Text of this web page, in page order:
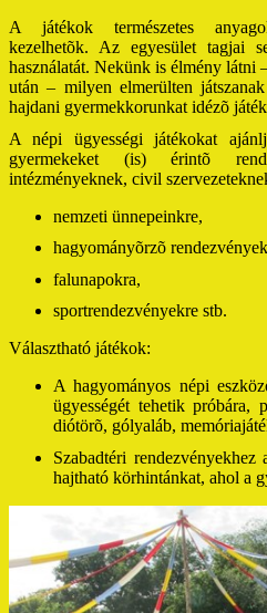
A játékok természetes
kezelhetõk. Az egyesület tagjai
használatát. Nekünk is élmény látni
után – milyen elmerülten
hajdani gyermekkorunkat idézõ
A népi ügyességi játékokat
gyermekeket (is) érintõ
intézményeknek, civil
nemzeti ünnepeinkre,
hagyományõrzõ
falunapokra,
sportrendezvényekre stb.
Választható játékok:
A hagyományos népi
ügyességét tehetik próbára,
diótörõ, gólyaláb,
Szabadtéri
hajtható körhintánkat, ahol a